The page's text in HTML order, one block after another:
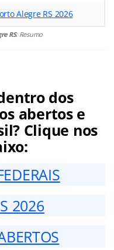
Alegre RS 2026
RS: Resumo
dos
abertos e
Clique nos
2026